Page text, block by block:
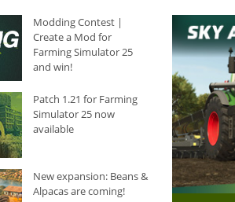
Modding Contest |
Create a Mod for
Farming Simulator 25
and win!
Patch 1.21 for Farming
Simulator 25 now
available
New expansion: Beans &
Alpacas are coming!